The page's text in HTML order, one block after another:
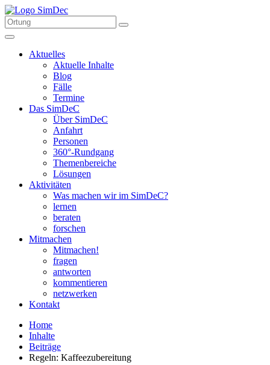
Aktuelles
Aktuelle Inhalte
Blog
Fälle
Termine
Das SimDeC
Über SimDeC
Anfahrt
Personen
360°-Rundgang
Themenbereiche
Lösungen
Aktivitäten
Was machen wir im SimDeC?
lernen
beraten
forschen
Mitmachen
Mitmachen!
fragen
antworten
kommentieren
netzwerken
Kontakt
Home
Inhalte
Beiträge
Regeln: Kaffeezubereitung